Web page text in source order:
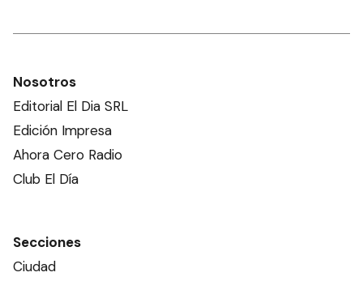
Nosotros
Editorial El Dia SRL
Edición Impresa
Ahora Cero Radio
Club El Día
Secciones
Ciudad